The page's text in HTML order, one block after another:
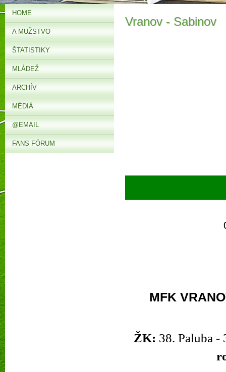
Vranov - Sabinov
MFK
ŽK: 38. Paluba -
HOME
A MUŽSTVO
ŠTATISTIKY
MLÁDEŽ
ARCHÍV
MÉDIÁ
@EMAIL
FANS FÓRUM